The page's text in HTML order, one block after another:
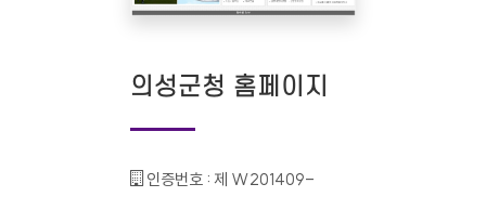
의성군청 홈페이지
인증번호 : 제 W201409-